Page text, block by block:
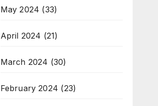
May 2024 (33)
April 2024 (21)
March 2024 (30)
February 2024 (23)